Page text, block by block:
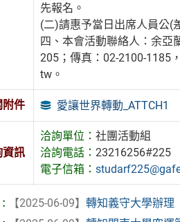
先報名。
(二)請惠予當日出席人員公(
四、本會活動聯絡人：余亞
205；傳真：02-2100-1185
tw。
附件 愛讓世界轉動_ATTCH1
資訊
洽詢單位：社團活動組
洽詢電話：23216256#225
電子信箱：
【2025-06-09】 轉知義守大學辦理